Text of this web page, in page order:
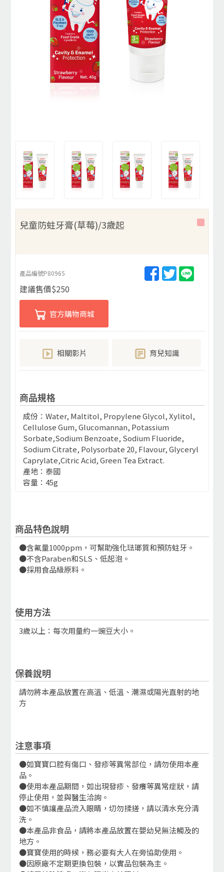
兒童防蛀牙膏(草莓)/3歲起
產品編號P80965
建議售價$250
官方購物商城
相關影片 育兒知識
商品規格
成份：Water, Maltitol, Propylene Glycol, Xylitol,
Cellulose Gum, Glucomannan, Potassium
Sorbate,Sodium Benzoate, Sodium Fluoride,
Sodium Citrate, Polysorbate 20, Flavour, Glyceryl
Caprylate,Citric Acid, Green Tea Extract.
產地：泰國
容量：45g
商品特色說明
●含氟量1000ppm，可幫助強化琺瑯質和預防蛀牙。
●不含Paraben和SLS、低起泡。
●採用食品級原料。
使用方法
3歲以上：每次用量約一豌豆大小。
保養說明
請勿將本產品放置在高溫、低溫、潮濕或陽光直射的地
方
注意事項
●如寶寶口腔有傷口、發疹等異常部位，請勿使用本產
品。
●使用本產品期間，如出現發疹、發癢等異常症狀，請
停止使用，並與醫生洽詢。
●如不慎讓產品流入眼睛，切勿揉搓，請以清水充分清
洗。
●本產品非食品，請將本產品放置在嬰幼兒無法觸及的
地方。
●寶寶使用的時候，務必要有大人在旁協助使用。
●因原廠不定期更換包裝，以實品包裝為主。